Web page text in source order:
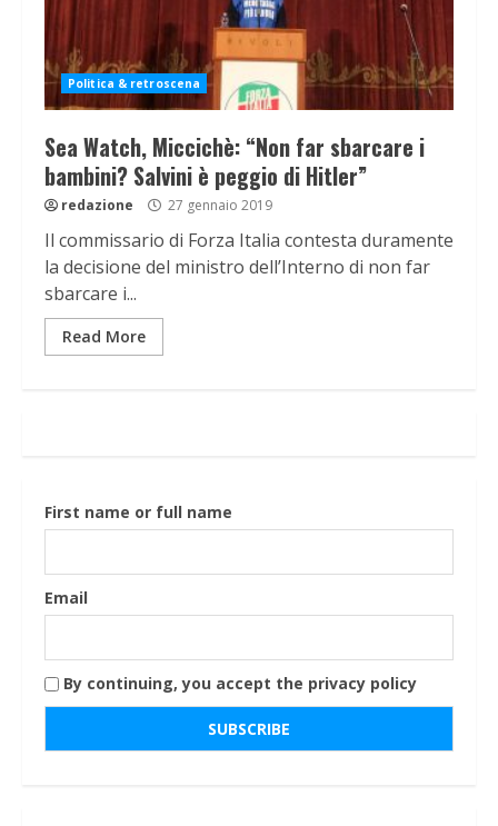
Politica & retroscena
Sea Watch, Miccichè: “Non far sbarcare i
bambini? Salvini è peggio di Hitler”
redazione 27 gennaio 2019
Il commissario di Forza Italia contesta duramente
la decisione del ministro dell’Interno di non far
sbarcare i...
Read More
First name or full name
Email
By continuing, you accept the privacy policy